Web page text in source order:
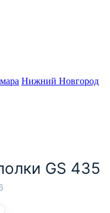
Нижний Новгород
GS 435